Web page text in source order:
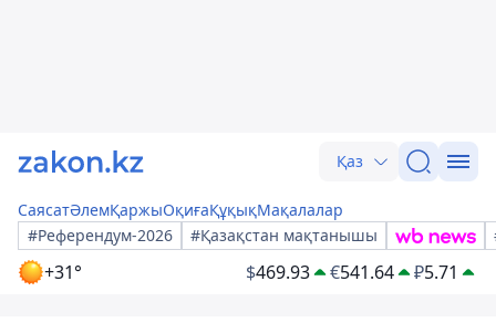
Қаз
СаясатӘлемҚаржыОқиғаҚұқықМақалалар
#Референдум-2026
#Қазақстан мақтанышы
+31° $469.93 €541.64 ₽5.71